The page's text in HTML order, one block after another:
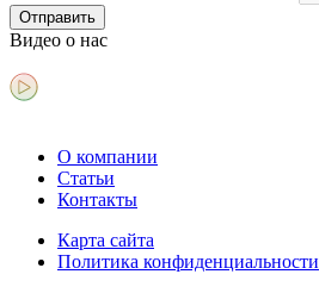
Отправить
Видео о нас
О компании
Статьи
Контакты
Карта сайта
Политика конфиденциальности